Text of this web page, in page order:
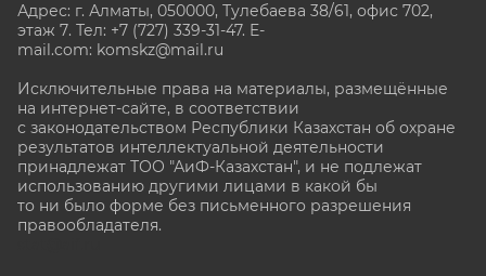
Адрес: г. Алматы, 050000, Тулебаева 38/61, офис 702,
этаж 7. Тел: +7 (727) 339-31-47. E-
mail.com: komskz@mail.ru
Исключительные права на материалы, размещённые
на интернет-сайте, в соответствии
с законодательством Республики Казахстан об охране
результатов интеллектуальной деятельности
принадлежат ТОО "АиФ-Казахстан", и не подлежат
использованию другими лицами в какой бы
то ни было форме без письменного разрешения
правообладателя.